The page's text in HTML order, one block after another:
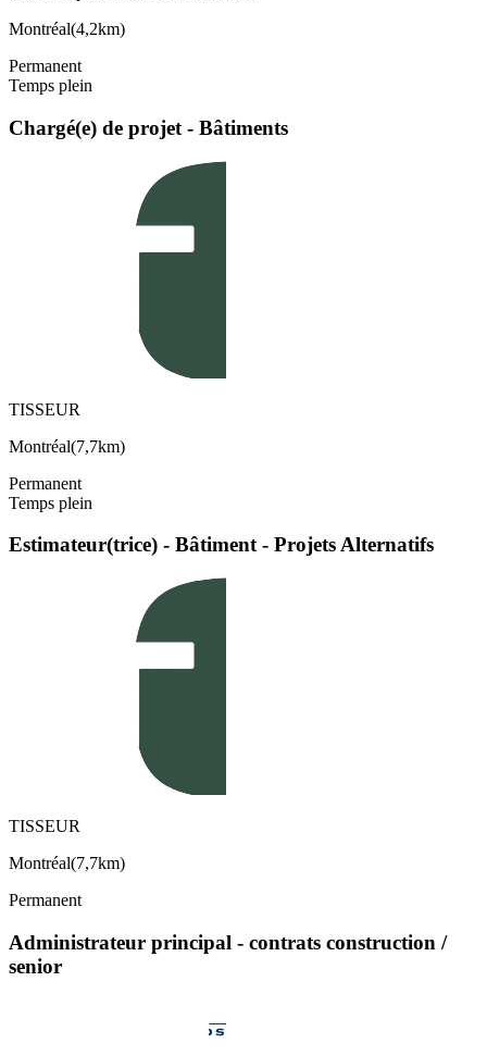
Montréal(4,2km)
Permanent
Temps plein
Chargé(e) de projet - Bâtiments
TISSEUR
Montréal(7,7km)
Permanent
Temps plein
Estimateur(trice) - Bâtiment - Projets Alternatifs
TISSEUR
Montréal(7,7km)
Permanent
Administrateur principal - contrats construction /
senior